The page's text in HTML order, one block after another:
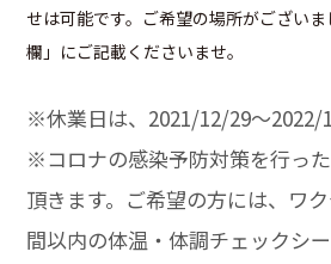
せは可能です。ご希望の場所がござい
欄」にご記載くださいませ。
※休業日は、2021/12/29〜2022/
※コロナの感染予防対策を行っ
頂きます。ご希望の方には、ワ
間以内の体温・体調チェックシ